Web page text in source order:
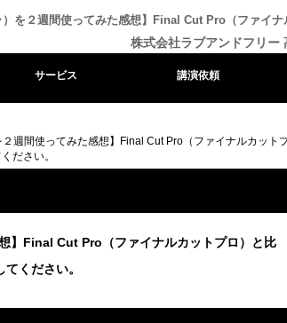
）を２週間使ってみた感想】Final Cut Pro（ファイ
株式会社ラブアンドフリー
サービス 講演依頼
週間使ってみた感想】Final Cut Pro（ファイナルカット
ださい。
】Final Cut Pro（ファイナルカットプロ）と比
ください。